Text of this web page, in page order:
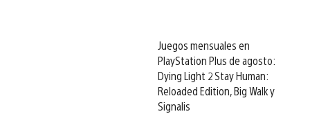
Juegos mensuales en
PlayStation Plus de agosto:
Dying Light 2 Stay Human:
Reloaded Edition, Big Walk y
Signalis